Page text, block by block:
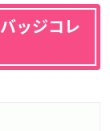
ッジコレ